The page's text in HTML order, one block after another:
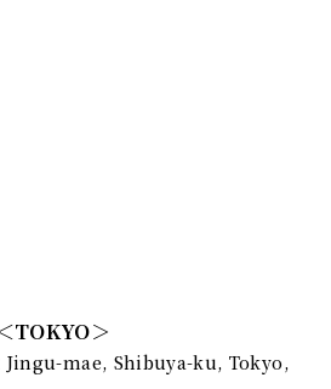
TOKYO＞
Jingu-mae, Shibuya-ku, Tokyo,